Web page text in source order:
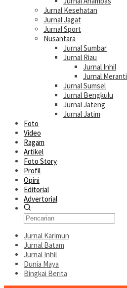
Jurnal Kesehatan
Jurnal Jagat
Jurnal Sport
Nusantara
Jurnal Sumbar
Jurnal Riau
Jurnal Inhil
Jurnal Meranti
Jurnal Sumsel
Jurnal Bengkulu
Jurnal Jateng
Jurnal Jatim
Foto
Video
Ragam
Artikel
Foto Story
Profil
Opini
Editorial
Advertorial
Jurnal Karimun
Jurnal Batam
Jurnal Inhil
Dunia Maya
Bingkai Berita